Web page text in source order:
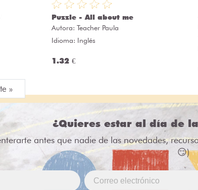
Puzzle - All about me
Autora: Teacher Paula
Idioma: Inglés
1.32 €
»
¿Quieres estar al día de
antes que nadie de las novedades,
😏)